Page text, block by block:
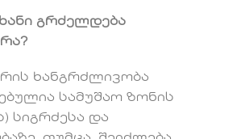
გრძელდება
ხანგრძლივობა
სამუშაო ზონის
სიგრძესა და